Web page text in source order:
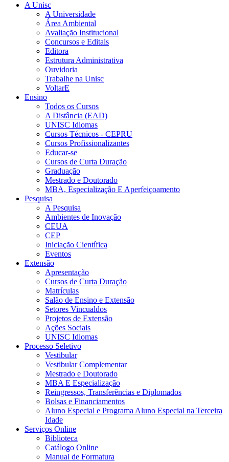
A Unisc
A Universidade
Área Ambiental
Avaliação Institucional
Concursos e Editais
Editora
Estrutura Administrativa
Ouvidoria
Trabalhe na Unisc
VoltarE
Ensino
Todos os Cursos
A Distância (EAD)
UNISC Idiomas
Cursos Técnicos - CEPRU
Cursos Profissionalizantes
Educar-se
Cursos de Curta Duração
Graduação
Mestrado e Doutorado
MBA, Especialização E Aperfeiçoamento
Pesquisa
A Pesquisa
Ambientes de Inovação
CEUA
CEP
Iniciação Científica
Eventos
Extensão
Apresentação
Cursos de Curta Duração
Matrículas
Salão de Ensino e Extensão
Setores Vincualdos
Projetos de Extensão
Ações Sociais
UNISC Idiomas
Processo Seletivo
Vestibular
Vestibular Complementar
Mestrado e Doutorado
MBA E Especialização
Reingressos, Transferências e Diplomados
Bolsas e Financiamentos
Aluno Especial e Programa Aluno Especial na Terceira
Idade
Serviços Online
Biblioteca
Catálogo Online
Manual de Formatura